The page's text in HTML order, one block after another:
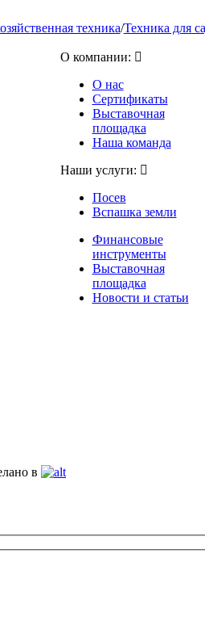
техника/Техника для
О компании:
О нас
Сертификаты
Выставочная
площадка
Наша команда
Наши услуги:
Посев
Вспашка земли
Финансовые
инструменты
Выставочная
площадка
Новости и статьи
в